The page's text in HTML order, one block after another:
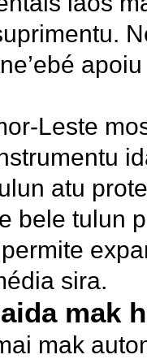
Leste
atu
bele tulun
sira.
mak
mak